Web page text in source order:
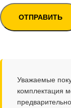
Уважаемые
комплектация